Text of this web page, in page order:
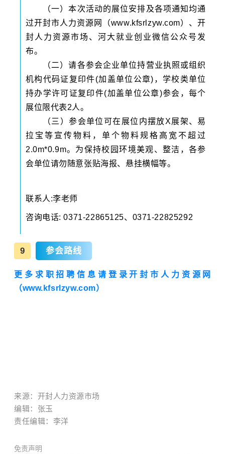
（一）本次活动的展位安排及各项通知均通
过开封市人力资源网（www.kfsrlzyw.com）、开
封人力资源市场、河大就业创业微信公众号发
布。
（二）请各参会企业单位持营业执照或组织
机构代码证复印件(加盖单位公章)，学校类单位
持办学许可证复印件(加盖单位公章)参会，每个
展位限代表2人。
（三）参会单位可在展位内摆放X展架、易
拉宝等宣传物料，单个物料规格高宽不超过
2.0m*0.9m。为保持校园环境美观、整洁，各参
会单位请勿随意张贴海报、悬挂横幅等。
联系人:李老师
咨询电话: 0371-22865125、0371-22825292
9 参会路线
更多求职招聘信息请登录开封市人力资源网
（www.kfsrlzyw.com）
来源：开封人力资源市场
编辑：张玉
责任编辑： 李洋
免责声明